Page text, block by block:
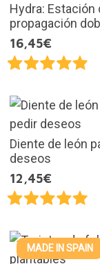
Hydra: Estación
propagación
16,45€
Diente de león
deseos
12,45€
MADE IN SPAIN